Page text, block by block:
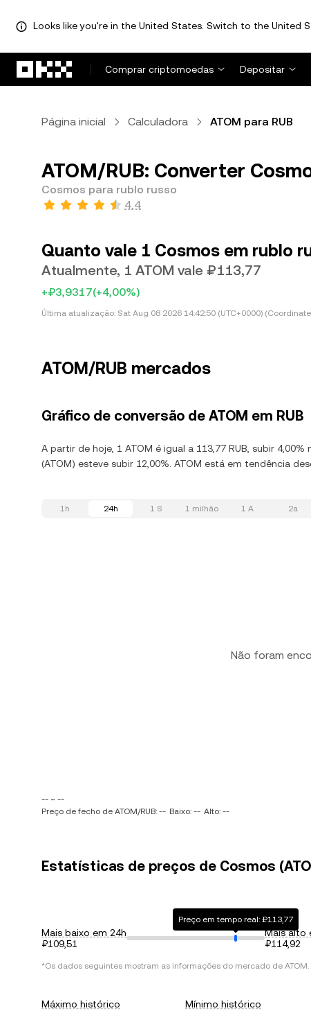
Looks like you're in the United States. Switch to the United
Comprar criptomoedas
Depositar
Página inicial Calculadora ATOM para RUB
ATOM/RUB: Converter
Cosmos para rublo russo
4,4
Quanto vale 1 Cosmos em rublo
Atualmente, 1 ATOM vale ₽113,77
+₽3,9317(+4,00%)
Última atualização: Sat Aug 08 2026 14:42:50 (UTC+0000)
ATOM/RUB mercados
Gráfico de conversão de ATOM em RUB
A partir de hoje, 1 ATOM é igual a 113,77 RUB, subir
(ATOM) esteve subir 12,00%. ATOM está em tendência
1h 24h 1 S 1 milhão 1 A 2a
Não foram
-- ~ --
Preço de fecho de ATOM/RUB: -- Baixo: -- Alto: --
Estatísticas de preços de Cosmos
Mais baixo em 24h
₽109,51
Preço em tempo real: ₽113,77
Mais alto
₽114,92
*Os dados seguintes mostram as informações do mercado de ATOM.
Máximo histórico
Mínimo histórico